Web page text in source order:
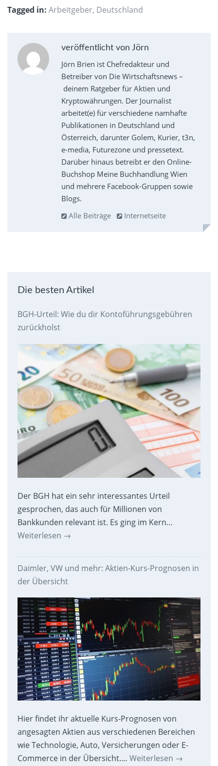
Tagged in: Arbeitgeber, Deutschland
veröffentlicht von Jörn
Jörn Brien ist Chefredakteur und
Betreiber von Die Wirtschaftsnews –
deinem Ratgeber für Aktien und
Kryptowährungen. Der Journalist
arbeitet(e) für verschiedene namhafte
Publikationen in Deutschland und
Österreich, darunter Golem, Kurier, t3n,
e-media, Futurezone und pressetext.
Darüber hinaus betreibt er den Online-
Buchshop Meine Buchhandlung Wien
und mehrere Facebook-Gruppen sowie
Blogs.
Alle Beiträge
Internetseite
Die besten Artikel
BGH-Urteil: Wie du dir Kontoführungsgebühren
zurückholst
Der BGH hat ein sehr interessantes Urteil
gesprochen, das auch für Millionen von
Bankkunden relevant ist. Es ging im Kern…
Weiterlesen →
Daimler, VW und mehr: Aktien-Kurs-Prognosen in
der Übersicht
Hier findet ihr aktuelle Kurs-Prognosen von
angesagten Aktien aus verschiedenen Bereichen
wie Technologie, Auto, Versicherungen oder E-
Commerce in der Übersicht.… Weiterlesen →